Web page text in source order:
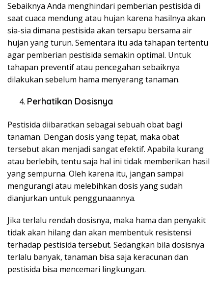
Sebaiknya Anda menghindari pemberian pestisida di
saat cuaca mendung atau hujan karena hasilnya akan
sia-sia dimana pestisida akan tersapu bersama air
hujan yang turun. Sementara itu ada tahapan tertentu
agar pemberian pestisida semakin optimal. Untuk
tahapan preventif atau pencegahan sebaiknya
dilakukan sebelum hama menyerang tanaman.
Perhatikan Dosisnya
Pestisida diibaratkan sebagai sebuah obat bagi
tanaman. Dengan dosis yang tepat, maka obat
tersebut akan menjadi sangat efektif. Apabila kurang
atau berlebih, tentu saja hal ini tidak memberikan hasil
yang sempurna. Oleh karena itu, jangan sampai
mengurangi atau melebihkan dosis yang sudah
dianjurkan untuk penggunaannya.
Jika terlalu rendah dosisnya, maka hama dan penyakit
tidak akan hilang dan akan membentuk resistensi
terhadap pestisida tersebut. Sedangkan bila dosisnya
terlalu banyak, tanaman bisa saja keracunan dan
pestisida bisa mencemari lingkungan.